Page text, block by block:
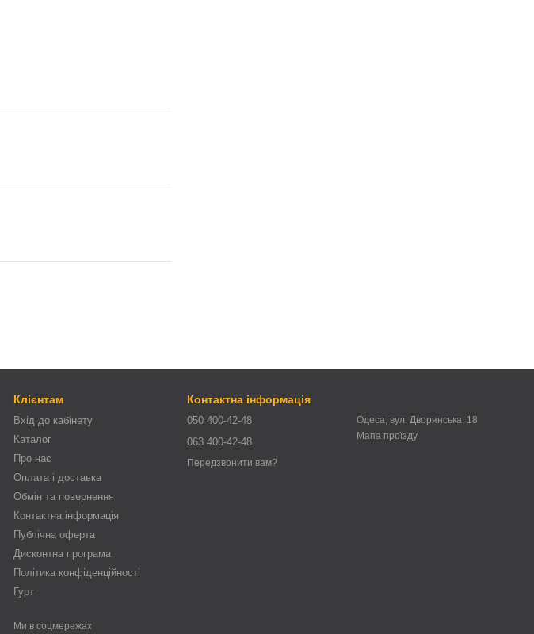
Клієнтам
Вхід до кабінету
Каталог
Про нас
Оплата і доставка
Обмін та повернення
Контактна інформація
Публічна оферта
Дисконтна програма
Політика конфіденційності
Гурт
Ми в соцмережах
Контактна інформація
050 400-42-48
063 400-42-48
Передзвонити вам?
Одеса, вул. Дворянська, 18
Мапа проїзду